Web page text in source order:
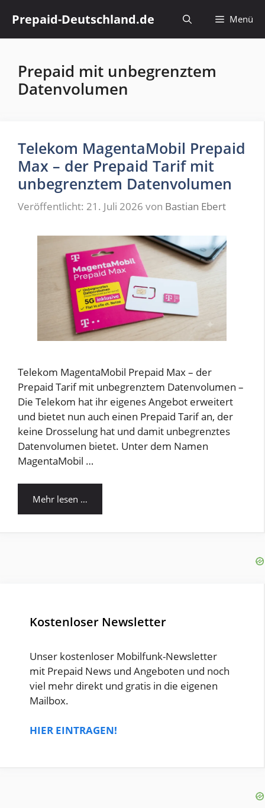
Inhalt
springen
Prepaid-Deutschland.de Menü
Prepaid mit unbegrenztem
Datenvolumen
Telekom MagentaMobil Prepaid
Max – der Prepaid Tarif mit
unbegrenztem Datenvolumen
Veröffentlicht: 21. Juli 2026 von Bastian Ebert
Telekom MagentaMobil Prepaid Max – der
Prepaid Tarif mit unbegrenztem Datenvolumen –
Die Telekom hat ihr eigenes Angebot erweitert
und bietet nun auch einen Prepaid Tarif an, der
keine Drosselung hat und damit unbegrenztes
Datenvolumen bietet. Unter dem Namen
MagentaMobil …
Mehr lesen …
Kostenloser Newsletter
Unser kostenloser Mobilfunk-Newsletter
mit Prepaid News und Angeboten und noch
viel mehr direkt und gratis in die eigenen
Mailbox.
HIER EINTRAGEN!